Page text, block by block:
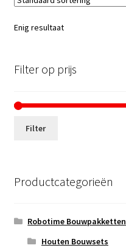
Enig resultaat
Filter op prijs
Filter
Productcategorieën
Robotime Bouwpakketten
Houten Bouwsets